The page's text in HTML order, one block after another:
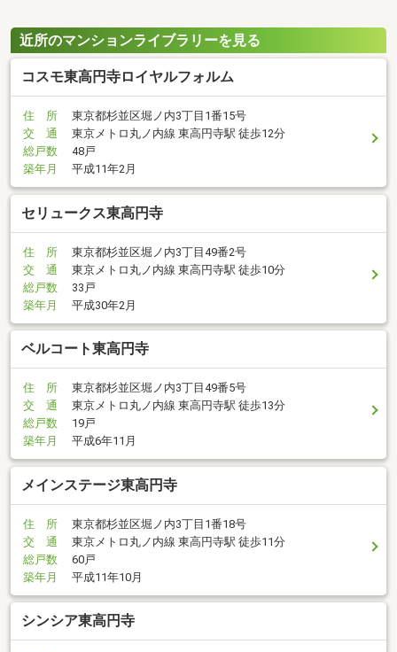
近所のマンションライブラリーを見る
コスモ東高円寺ロイヤルフォルム
住 所
東京都杉並区堀ノ内3丁目1番15号
交 通
東京メトロ丸ノ内線 東高円寺駅 徒歩12分
総戸数
48戸
築年月
平成11年2月
セリュークス東高円寺
住 所
東京都杉並区堀ノ内3丁目49番2号
交 通
東京メトロ丸ノ内線 東高円寺駅 徒歩10分
総戸数
33戸
築年月
平成30年2月
ベルコート東高円寺
住 所
東京都杉並区堀ノ内3丁目49番5号
交 通
東京メトロ丸ノ内線 東高円寺駅 徒歩13分
総戸数
19戸
築年月
平成6年11月
メインステージ東高円寺
住 所
東京都杉並区堀ノ内3丁目1番18号
交 通
東京メトロ丸ノ内線 東高円寺駅 徒歩11分
総戸数
60戸
築年月
平成11年10月
シンシア東高円寺